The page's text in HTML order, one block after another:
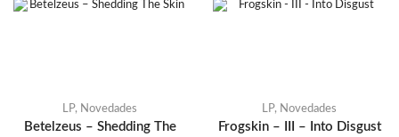
(22)
LP, Novedades
Betelzeus – Shedding The
LP, Novedades
Frogskin – III – Into Disgust